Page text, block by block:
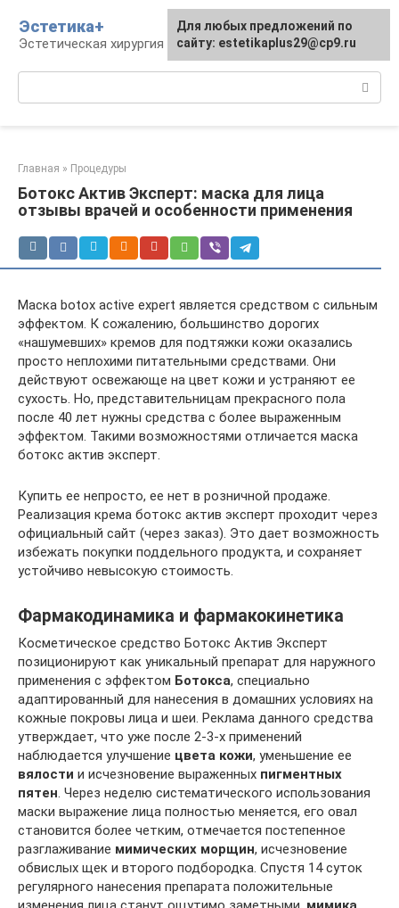
контенту
Эстетика+
Эстетическая хирургия и косметология
Главная » Процедуры
Ботокс Актив Эксперт: маска для лица
отзывы врачей и особенности применения
Маска botox active expert является средством с сильным
эффектом. К сожалению, большинство дорогих
«нашумевших» кремов для подтяжки кожи оказались
просто неплохими питательными средствами. Они
действуют освежающе на цвет кожи и устраняют ее
сухость. Но, представительницам прекрасного пола
после 40 лет нужны средства с более выраженным
эффектом. Такими возможностями отличается маска
ботокс актив эксперт.
Купить ее непросто, ее нет в розничной продаже.
Реализация крема ботокс актив эксперт проходит через
официальный сайт (через заказ). Это дает возможность
избежать покупки поддельного продукта, и сохраняет
устойчиво невысокую стоимость.
Фармакодинамика и фармакокинетика
Косметическое средство Ботокс Актив Эксперт
позиционируют как уникальный препарат для наружного
применения с эффектом Ботокса, специально
адаптированный для нанесения в домашних условиях на
кожные покровы лица и шеи. Реклама данного средства
утверждает, что уже после 2-3-х применений
наблюдается улучшение цвета кожи, уменьшение ее
вялости и исчезновение выраженных пигментных
пятен. Через неделю систематического использования
маски выражение лица полностью меняется, его овал
становится более четким, отмечается постепенное
разглаживание мимических морщин, исчезновение
обвислых щек и второго подбородка. Спустя 14 суток
регулярного нанесения препарата положительные
Для любых предложений по
сайту: estetikaplus29@cp9.ru